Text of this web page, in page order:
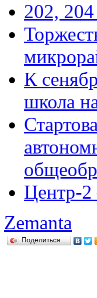
202,
К
школа
Центр-
Zemanta
Поделиться…